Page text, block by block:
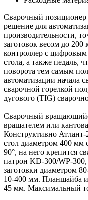
Сварочный позиционер
решение для
производительности,
заготовок весом до
контроллер с цифровым
стола, а также педаль,
поворота тем самым
автоматизации начала
сварочной горелкой
дугового (TIG)
Сварочный
вращателем или
Конструктивно Атлант-
стол диаметром 400 мм
90°, на него крепится
патрон KD-300/WP-
заготовки диаметром
10-400 мм. Планшайба
45 мм. Максимальный